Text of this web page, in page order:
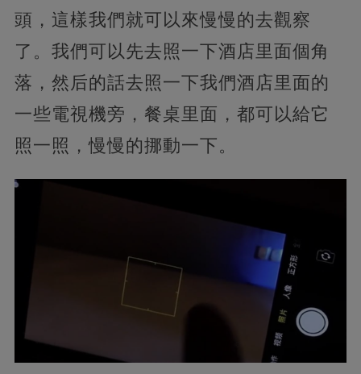
頭，這樣我們就可以來慢慢的去觀察
了。我們可以先去照一下酒店里面個角
落，然后的話去照一下我們酒店里面的
一些電視機旁，餐桌里面，都可以給它
照一照，慢慢的挪動一下。